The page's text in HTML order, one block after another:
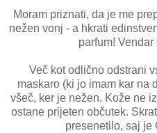
Moram priznati, da je me
nežen vonj - a hkrati
parfum!
Več kot odlično odstrani
maskaro (ki jo imam kar na
všeč, ker je nežen. Kože ne
ostane prijeten občutek.
presenetilo, saj je